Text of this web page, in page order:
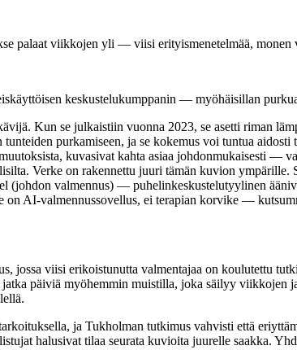
palaat viikkojen yli — viisi erityismenetelmää, monen
keskustelukumppanin — myöhäisillan
Kun se julkaistiin vuonna 2023, se asetti riman
purkamiseen, ja se kokemus voi tuntua
kuvasivat kahta asiaa johdonmukaisesti —
Verke on rakennettu juuri tämän kuvion
valmennus) — puhelinkeskustelutyylinen
on AI-valmennussovellus, ei terapian korvike —
jossa viisi erikoistunutta valmentajaa on koulutettu
päiviä myöhemmin muistilla, joka säilyy viikkojen
ja Tukholman tutkimus vahvisti että
halusivat tilaa seurata kuvioita juurelle saakka.